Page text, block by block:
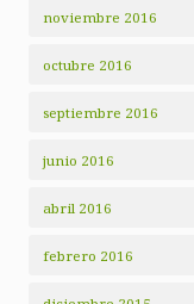
noviembre 2016
octubre 2016
septiembre 2016
junio 2016
abril 2016
febrero 2016